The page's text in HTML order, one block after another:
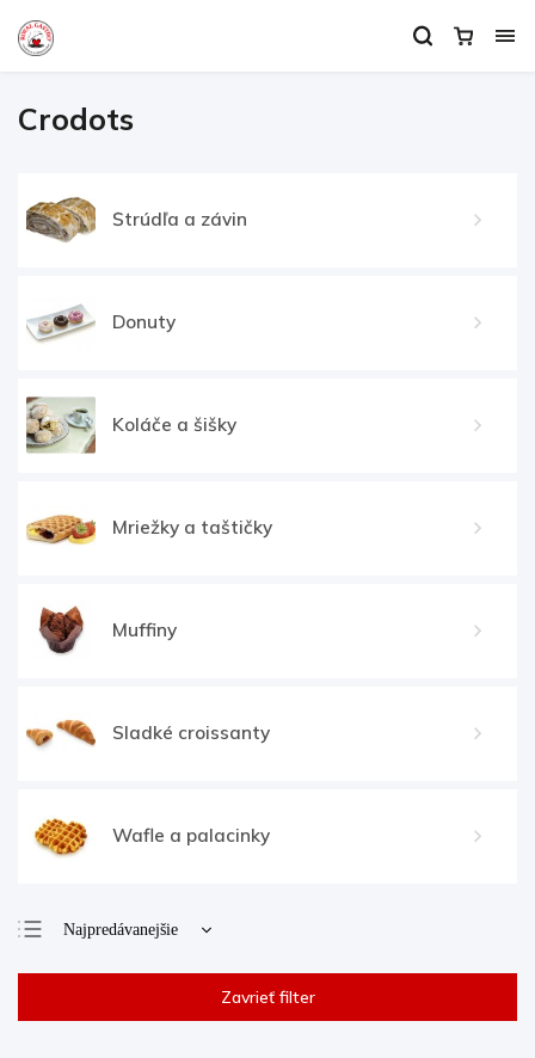
Crodots
Štrúdľa a závin
Donuty
Koláče a šišky
Mriežky a taštičky
Muffiny
Sladké croissanty
Wafle a palacinky
Najpredávanejšie
Zavrieť filter